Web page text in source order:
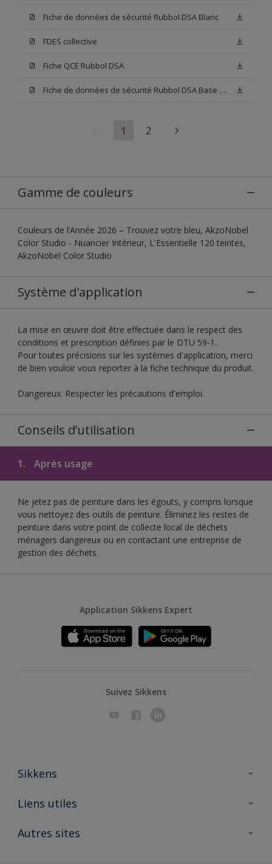
Fiche de données de sécurité Rubbol DSA Blanc
FDES collective
Fiche QCE Rubbol DSA
Fiche de données de sécurité Rubbol DSA Base W05
1 2
Gamme de couleurs
Couleurs de l’Année 2026 – Trouvez votre bleu, AkzoNobel
Color Studio - Nuancier Intérieur, L'Essentielle 120 teintes,
AkzoNobel Color Studio
Système d'application
La mise en œuvre doit être effectuée dans le respect des
conditions et prescription définies par le DTU 59-1.
Pour toutes précisions sur les systèmes d'application, merci
de bien vouloir vous reporter à la fiche technique du produit.
Dangereux. Respecter les précautions d'emploi.
Conseils d’utilisation
1. Après usage
Ne jetez pas de peinture dans les égouts, y compris lorsque
vous nettoyez des outils de peinture. Éliminez les restes de
peinture dans votre point de collecte local de déchets
ménagers dangereux ou en contactant une entreprise de
gestion des déchets.
Application Sikkens Expert
Suivez Sikkens
Sikkens
A propos de Sikkens
Liens utiles
Ouvrir un magasin PASS
Autres sites